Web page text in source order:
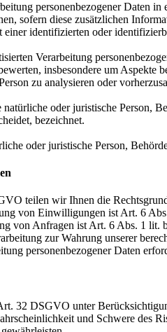
personenbezogener Daten
sofern diese zusätzlichen
einer identifizierten oder
Verarbeitung
insbesondere um
zu analysieren oder
oder juristische Person,
bezeichnet.
oder juristische Person,
teilen wir Ihnen die
von Einwilligungen ist Art. 6
von Anfragen ist Art. 6 Abs. 1
zur Wahrung unserer
personenbezogener Daten
32 DSGVO unter
und Schwere des